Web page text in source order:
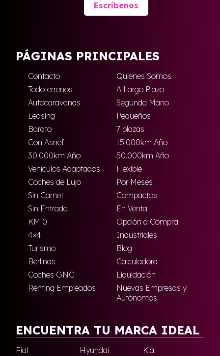
Escríbenos
PÁGINAS PRINCIPALES
Contacto
Quienes Somos
Todoterrenos
A Largo Plazo
Autocaravanas
Segunda Mano
Leasing
Pequeños
Barato
7 plazas
Con Asnef
15.000km Año
30.000km Año
50.000km Año
Vehículos Adaptados
Flexible
Coches de Lujo
Por Meses
Sin Carnet
Compactos
Sin Entrada
En Venta
KM 0
Opción a Compra
4×4
Industriales
Turismo
Blog
Berlinas
Calculadora
Coches GNC
Liquidación
Renting Empleados
Nuevas Empresas y
Autónomos
ENCUENTRA TU MARCA IDEAL
Fiat Hyundai
Kia